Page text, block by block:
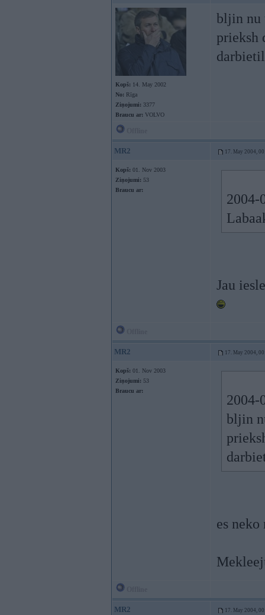
Kopš: 14. May 2002
No: Rīga
Ziņojumi: 3377
Braucu ar: VOLVO
bljin nu
prieksh
MR2 17. May 2004,
Kopš: 01. Nov 2003
Ziņojumi: 53
Braucu ar:
2004-
Jau
MR2 17. May 2004,
Kopš: 01. Nov 2003
Ziņojumi: 53
Braucu ar:
2004-
bljin
es
MR2 17. May 2004,